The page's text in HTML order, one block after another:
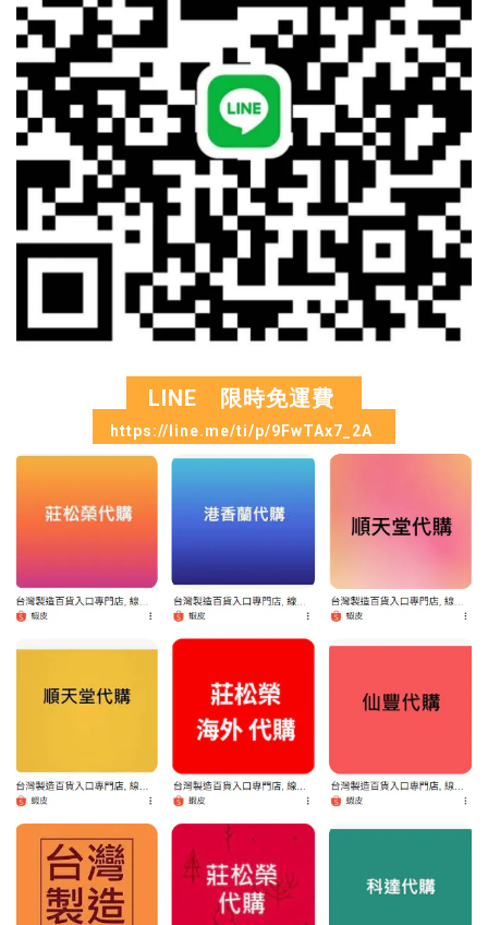
LINE 限時免運費
https://line.me/ti/p/9FwTAx7_2A